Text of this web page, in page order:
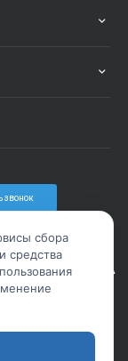
дом 86 лит А
звонок
сбора
средства